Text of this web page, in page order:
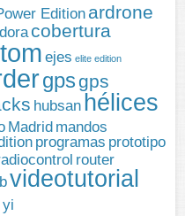
Edition ardrone
cobertura
ejes elite edition
gpsgps
hubsan hélices
Madrid mandos
programas prototipo
router
videotutorial